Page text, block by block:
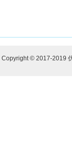
Copyright © 2017-2019